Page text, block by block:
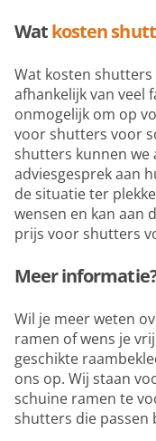
Watkosten
Wat kosten
afhankelijk van veel
onmogelijk om op
voor shutters voor
shutters kunnen we
adviesgesprek aan
de situatie ter
wensen en kan aan
prijs voor shutters
Meer
Wil je meer weten
ramen of wens je
geschikte
ons op. Wij staan
schuine ramen te
shutters die passen